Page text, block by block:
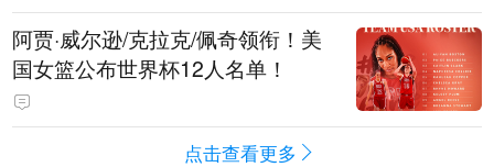
阿贾·威尔逊/克拉克/佩奇领衔！美
国女篮公布世界杯12人名单！
点击查看更多